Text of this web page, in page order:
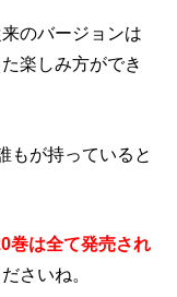
のバージョンは
楽しみ方ができ
もが持っていると
巻は全て発売され
さいね。